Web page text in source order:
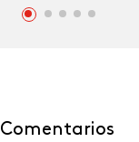
Comentarios